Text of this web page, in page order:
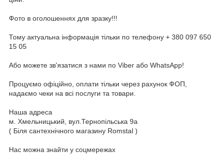
Фото в оголошеннях для зразку!!!
Тому актуальна інформація тільки по телефону + 380 097 650
15 05
Або можете зв'язатися з нами по Viber або WhatsApp!
Процуємо офіційно, оплати тільки через рахунок ФОП,
надаємо чеки на всі послуги та товари.
Наша адреса
м. Хмельницький, вул.Тернопільська 9а
( Біля сантехнічного магазину Romstal )
Нас можна знайти у соцмережах